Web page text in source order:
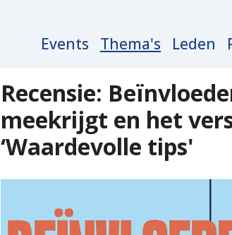
navigation
Events Thema's Leden
Recensie:
meekrijgt en het
‘Waardevolle tips'